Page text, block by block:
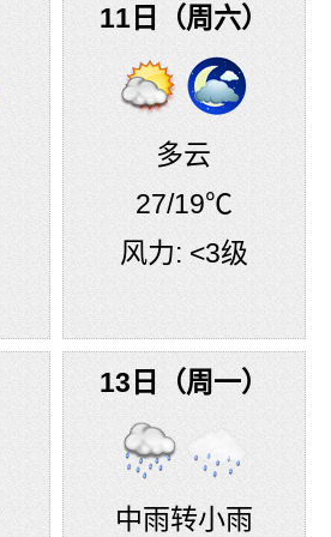
11日（周六）
多云
27/19℃
风力: <3级
13日（周一）
中雨转小雨